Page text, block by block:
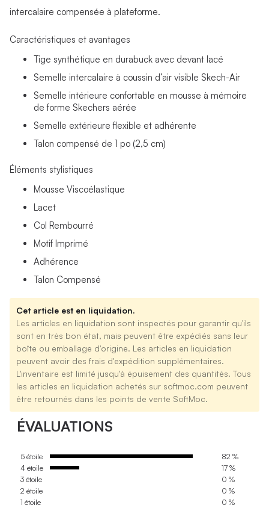
intercalaire compensée à plateforme.
Caractéristiques et avantages
Tige synthétique en durabuck avec devant lacé
Semelle intercalaire à coussin d’air visible Skech-Air
Semelle intérieure confortable en mousse à mémoire
de forme Skechers aérée
Semelle extérieure flexible et adhérente
Talon compensé de 1 po (2,5 cm)
Éléments stylistiques
Mousse Viscoélastique
Lacet
Col Rembourré
Motif Imprimé
Adhérence
Talon Compensé
Cet article est en liquidation.
Les articles en liquidation sont inspectés pour garantir qu'ils
sont en très bon état, mais peuvent être expédiés sans leur
boîte ou emballage d'origine. Les articles en liquidation
peuvent avoir des frais d'expédition supplémentaires.
L'inventaire est limité jusqu'à épuisement des quantités. Tous
les articles en liquidation achetés sur softmoc.com peuvent
être retournés dans les points de vente SoftMoc.
ÉVALUATIONS
5 étoile
82 %
4 étoile
17 %
3 étoile
0 %
2 étoile
0 %
1 étoile
0 %